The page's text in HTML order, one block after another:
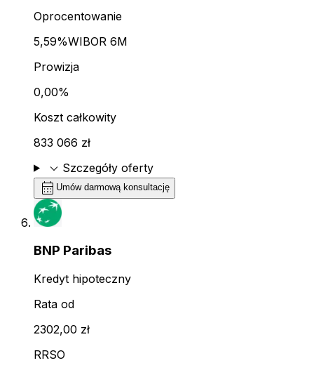
Oprocentowanie
5,59%WIBOR 6M
Prowizja
0,00%
Koszt całkowity
833 066 zł
expand_more Szczegóły oferty
calendar_month Umów darmową konsultację
BNP Paribas
Kredyt hipoteczny
Rata od
2302,00 zł
RRSO